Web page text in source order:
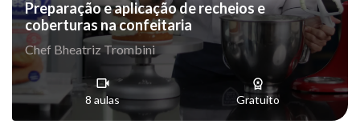
Preparação e aplicação de recheios e
coberturas na confeitaria
Chef Bheatriz Trombini
8 aulas Gratuito